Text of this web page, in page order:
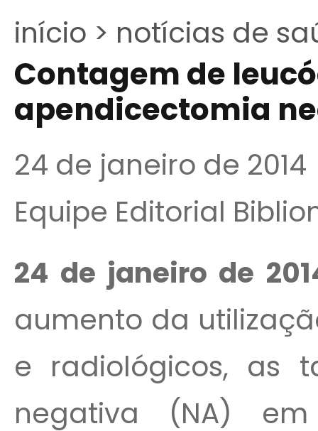
início > notícias de
Contagem de
apendicectomia
24 de janeiro de 2014
Equipe Editorial
24 de janeiro de
aumento da
e radiológicos, as
negativa (NA)